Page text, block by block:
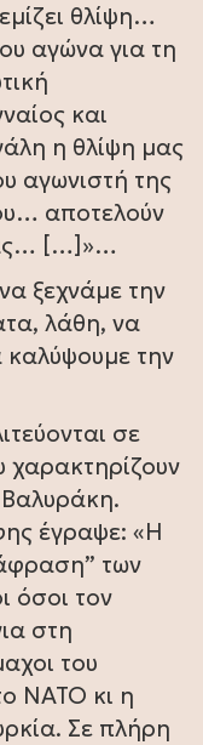
θλίψη…
αγώνα για τη
και
η θλίψη μας
αγωνιστή της
αποτελούν
[…]»…
ξεχνάμε την
λάθη, να
καλύψουμε την
σε
έγραψε: «Η
των
όσοι τον
στη
του
ΝΑΤΟ κι η
Σε πλήρη